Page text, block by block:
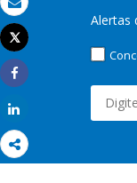
Email
Imprimir
Tweet
Share
Alertas